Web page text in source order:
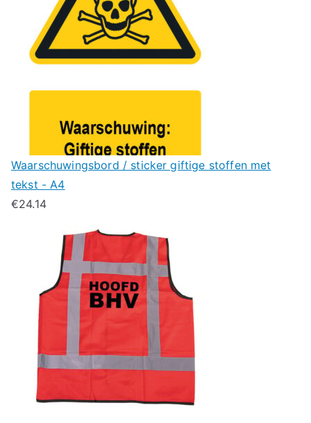
Waarschuwingsbord / sticker giftige stoffen met
tekst - A4
€24.14